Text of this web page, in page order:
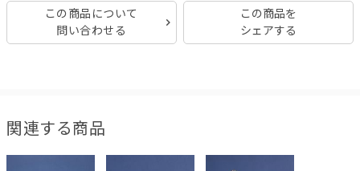
この商品について
問い合わせる
この商品を
シェアする
関連する商品